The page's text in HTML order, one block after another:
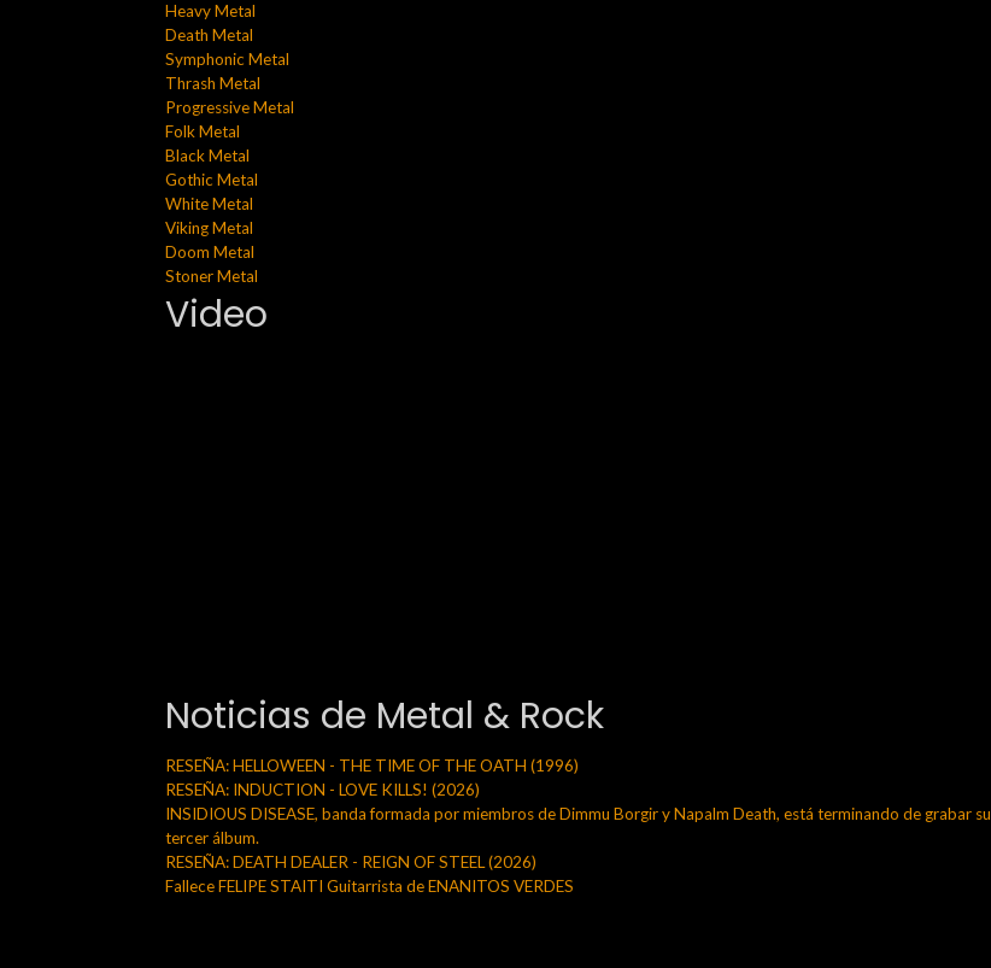
Heavy Metal
Death Metal
Symphonic Metal
Thrash Metal
Progressive Metal
Folk Metal
Black Metal
Gothic Metal
White Metal
Viking Metal
Doom Metal
Stoner Metal
Video
Noticias de Metal & Rock
RESEÑA: HELLOWEEN - THE TIME OF THE OATH (1996)
RESEÑA: INDUCTION - LOVE KILLS! (2026)
INSIDIOUS DISEASE, banda formada por miembros de Dimmu Borgir y Napalm Death, está terminando de grabar su
tercer álbum.
RESEÑA: DEATH DEALER - REIGN OF STEEL (2026)
Fallece FELIPE STAITI Guitarrista de ENANITOS VERDES